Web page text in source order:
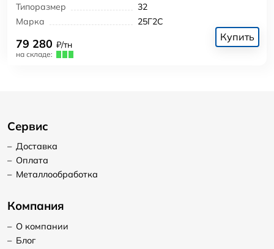
Типоразмер
32
Марка
25Г2С
79 280 ₽/тн
на складе:
Купить
Сервис
– Доставка
– Оплата
– Металлообработка
Компания
– О компании
– Блог